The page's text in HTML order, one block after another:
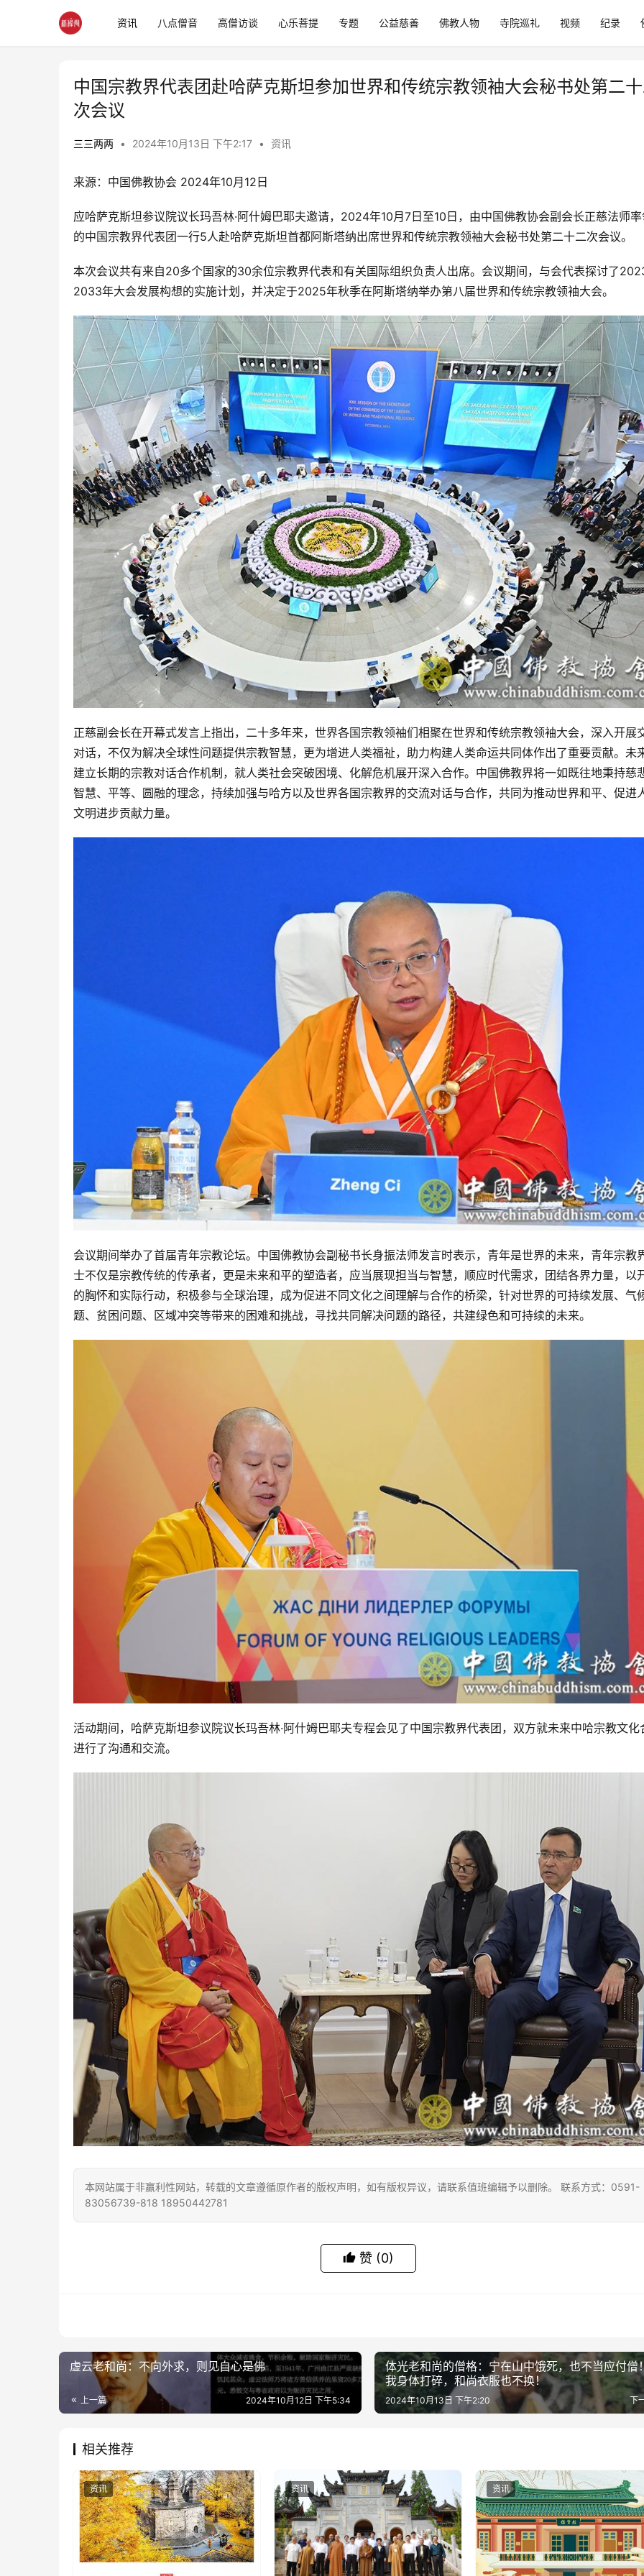
资讯 八点僧音 高僧访谈 心乐菩提 专题 公益慈善 佛教人物 寺院巡礼 视频 纪录
中国宗教界代表团赴哈萨克斯坦参加世界和传统宗教领袖大会秘书处第二
次会议
三三两两 • 2024年10月13日 下午2:17 • 资讯
来源：中国佛教协会 2024年10月12日
应哈萨克斯坦参议院议长玛吾林·阿什姆巴耶夫邀请，2024年10月7日至10日，由中国佛教协会副会长正慈法师
的中国宗教界代表团一行5人赴哈萨克斯坦首都阿斯塔纳出席世界和传统宗教领袖大会秘书处第二十二次会议。
本次会议共有来自20多个国家的30余位宗教界代表和有关国际组织负责人出席。会议期间，与会代表探讨了
2033年大会发展构想的实施计划，并决定于2025年秋季在阿斯塔纳举办第八届世界和传统宗教领袖大会。
正慈副会长在开幕式发言上指出，二十多年来，世界各国宗教领袖们相聚在世界和传统宗教领袖大会，深入开展
对话，不仅为解决全球性问题提供宗教智慧，更为增进人类福祉，助力构建人类命运共同体作出了重要贡献。未
建立长期的宗教对话合作机制，就人类社会突破困境、化解危机展开深入合作。中国佛教界将一如既往地秉持慈
智慧、平等、圆融的理念，持续加强与哈方以及世界各国宗教界的交流对话与合作，共同为推动世界和平、促进
文明进步贡献力量。
会议期间举办了首届青年宗教论坛。中国佛教协会副秘书长身振法师发言时表示，青年是世界的未来，青年宗教
士不仅是宗教传统的传承者，更是未来和平的塑造者，应当展现担当与智慧，顺应时代需求，团结各界力量，以
的胸怀和实际行动，积极参与全球治理，成为促进不同文化之间理解与合作的桥梁，针对世界的可持续发展、气
题、贫困问题、区域冲突等带来的困难和挑战，寻找共同解决问题的路径，共建绿色和可持续的未来。
活动期间，哈萨克斯坦参议院议长玛吾林·阿什姆巴耶夫专程会见了中国宗教界代表团，双方就未来中哈宗教文化
进行了沟通和交流。
本网站属于非赢利性网站，转载的文章遵循原作者的版权声明，如有版权异议，请联系值班编辑予以删除。 联系方式：0591-
83056739-818 18950442781
赞 (0)
虚云老和尚：不向外求，则见自心是佛
上一篇 2024年10月12日 下午5:34
体光老和尚的僧格：宁在山中饿死，也不当应付僧
我身体打碎，和尚衣服也不换！
下
2024年10月13日 下午2:20
相关推荐
资讯 资讯 资讯